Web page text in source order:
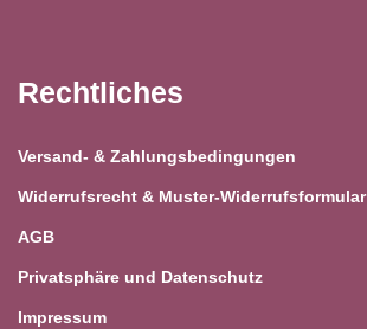
Rechtliches
Versand- & Zahlungsbedingungen
Widerrufsrecht & Muster-Widerrufsformular
AGB
Privatsphäre und Datenschutz
Impressum